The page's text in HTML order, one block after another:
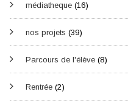
médiatheque (16)
nos projets (39)
Parcours de l'élève (8)
Rentrée (2)